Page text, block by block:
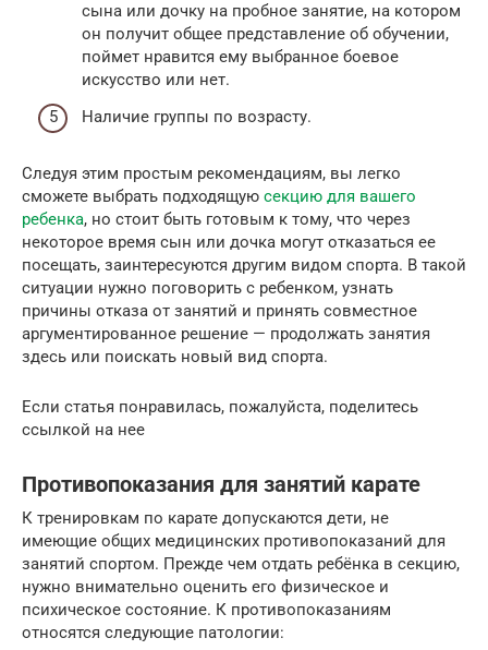
сына или дочку на пробное занятие, на котором
он получит общее представление об обучении,
поймет нравится ему выбранное боевое
искусство или нет.
Наличие группы по возрасту.
Следуя этим простым рекомендациям, вы легко
сможете выбрать подходящую секцию для вашего
ребенка, но стоит быть готовым к тому, что через
некоторое время сын или дочка могут отказаться ее
посещать, заинтересуются другим видом спорта. В такой
ситуации нужно поговорить с ребенком, узнать
причины отказа от занятий и принять совместное
аргументированное решение — продолжать занятия
здесь или поискать новый вид спорта.
Если статья понравилась, пожалуйста, поделитесь
ссылкой на нее
Противопоказания для занятий карате
К тренировкам по карате допускаются дети, не
имеющие общих медицинских противопоказаний для
занятий спортом. Прежде чем отдать ребёнка в секцию,
нужно внимательно оценить его физическое и
психическое состояние. К противопоказаниям
относятся следующие патологии: